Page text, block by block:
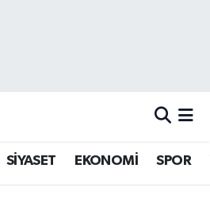
SİYASET EKONOMİ SPOR
Haritası